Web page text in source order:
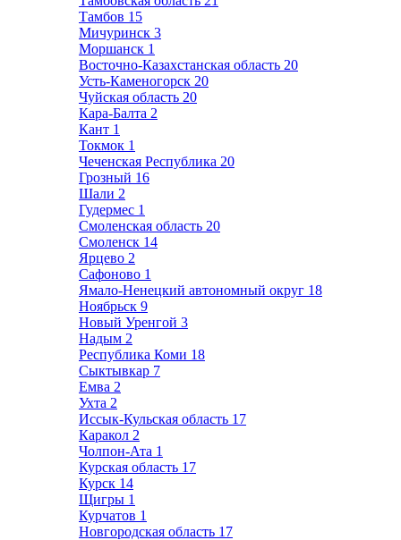
Тамбов 15
Мичуринск 3
Моршанск 1
Восточно-Казахстанская область 20
Усть-Каменогорск 20
Чуйская область 20
Кара-Балта 2
Кант 1
Токмок 1
Чеченская Республика 20
Грозный 16
Шали 2
Гудермес 1
Смоленская область 20
Смоленск 14
Ярцево 2
Сафоново 1
Ямало-Ненецкий автономный округ 18
Ноябрьск 9
Новый Уренгой 3
Надым 2
Республика Коми 18
Сыктывкар 7
Емва 2
Ухта 2
Иссык-Кульская область 17
Каракол 2
Чолпон-Ата 1
Курская область 17
Курск 14
Щигры 1
Курчатов 1
Новгородская область 17